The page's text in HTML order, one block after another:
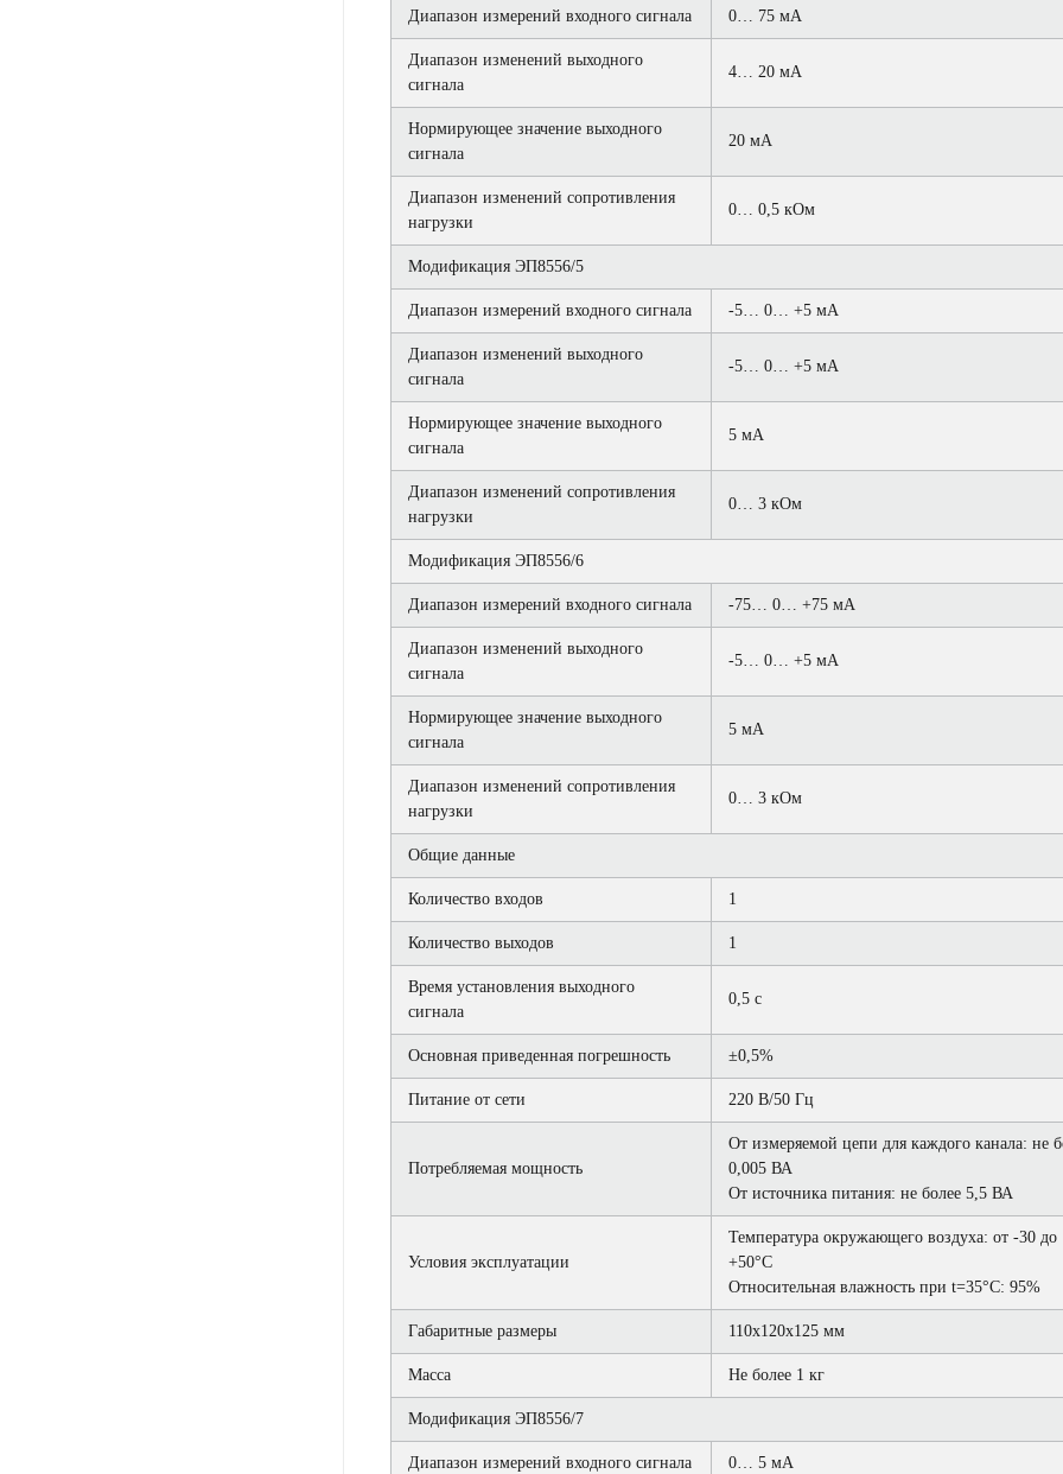
Диапазон измерений входного сигнала 0… 75 мА
Диапазон изменений выходного
сигнала
4… 20 мА
Нормирующее значение выходного
сигнала
20 мА
Диапазон изменений сопротивления
нагрузки
0… 0,5 кОм
Модификация ЭП8556/5
Диапазон измерений входного сигнала -5… 0… +5 мА
Диапазон изменений выходного
сигнала
-5… 0… +5 мА
Нормирующее значение выходного
сигнала
5 мА
Диапазон изменений сопротивления
нагрузки
0… 3 кОм
Модификация ЭП8556/6
Диапазон измерений входного сигнала -75… 0… +75 мА
Диапазон изменений выходного
сигнала
-5… 0… +5 мА
Нормирующее значение выходного
сигнала
5 мА
Диапазон изменений сопротивления
нагрузки
0… 3 кОм
Общие данные
Количество входов 1
Количество выходов 1
Время установления выходного
сигнала
0,5 с
Основная приведенная погрешность ±0,5%
Питание от сети 220 В/50 Гц
Потребляемая мощность
От измеряемой цепи для каждого канала: не
0,005 ВА
От источника питания: не более 5,5 ВА
Условия эксплуатации
Температура окружающего воздуха: от -30 до
+50°С
Относительная влажность при t=35°С: 95%
Габаритные размеры 110х120х125 мм
Масса Не более 1 кг
Модификация ЭП8556/7
Диапазон измерений входного сигнала 0… 5 мА